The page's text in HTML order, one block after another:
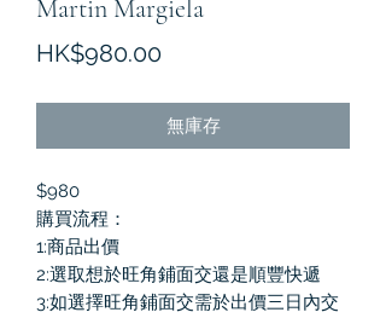
Martin Margiela
HK$980.00價
無庫存
$980
購買流程：
1:商品出價
2:選取想於旺角鋪面交還是順豐快遞
3:如選擇旺角鋪面交需於出價三日內交